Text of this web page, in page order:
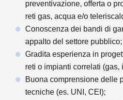
preventivazione, offerta o
reti gas, acqua e/o
Conoscenza dei bandi di
appalto del settore pubblico;
Gradita esperienza in
reti o impianti correlati (gas,
Buona comprensione delle
tecniche (es. UNI, CEI);